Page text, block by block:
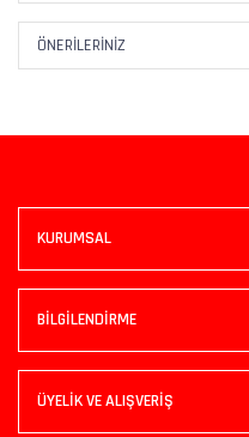
ÖNERILERINIZ
KURUMSAL
BİLGİLENDİRME
ÜYELİK VE ALIŞVERİŞ